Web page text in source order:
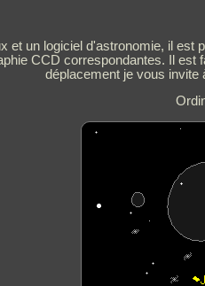
et un logiciel d'astronomie, il est
CCD correspondantes. Il
déplacement je vous invite